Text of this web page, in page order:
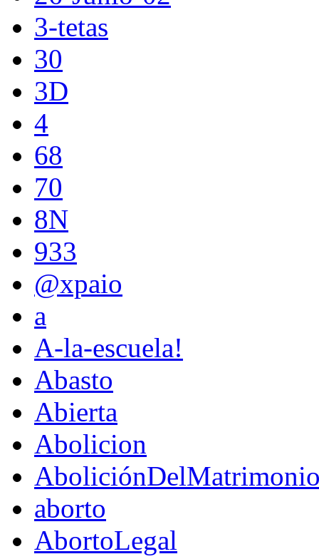
3-tetas
30
3D
4
68
70
8N
933
@xpaio
a
A-la-escuela!
Abasto
Abierta
Abolicion
aborto
AbortoLegal